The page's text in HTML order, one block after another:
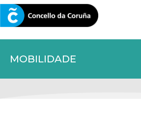
MOBILIDADE
CORUNA.GAL